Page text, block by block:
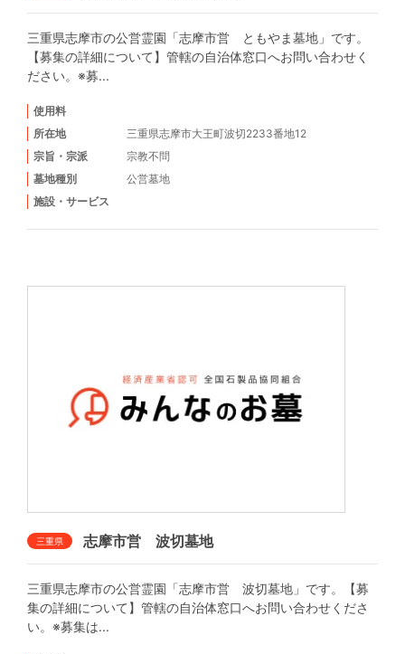
三重県志摩市の公営霊園「志摩市営 ともやま墓地」です。
【募集の詳細について】管轄の自治体窓口へお問い合わせく
ださい。※募...
使用料
所在地
三重県志摩市大王町波切2233番地12
宗旨・宗派
宗教不問
墓地種別
公営墓地
施設・サービス
三重県 志摩市営 波切墓地
三重県志摩市の公営霊園「志摩市営 波切墓地」です。【募
集の詳細について】管轄の自治体窓口へお問い合わせくださ
い。※募集は...